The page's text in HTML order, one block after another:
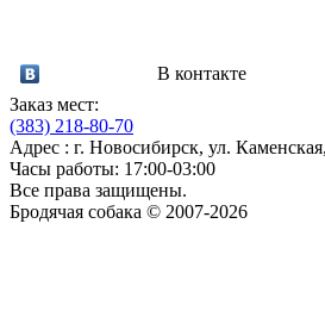
В контакте
Заказ мест:
(383) 218-80-70
Адрес : г. Новосибирск, ул.
Часы работы: 17:00-03:00
Все права защищены.
Бродячая собака © 2007-2026